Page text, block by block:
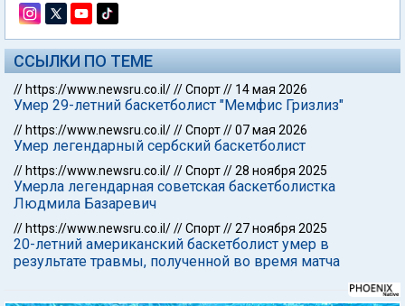
ССЫЛКИ ПО ТЕМЕ
// https://www.newsru.co.il///Спорт// 14 мая 2026
Умер 29-летний баскетболист "Мемфис Гризлиз"
// https://www.newsru.co.il///Спорт//07 мая 2026
Умер легендарный сербский баскетболист
// https://www.newsru.co.il///Спорт//28 ноября 2025
Умерла легендарная советская баскетболистка
Людмила Базаревич
// https://www.newsru.co.il///Спорт//27 ноября 2025
20-летний американский баскетболист умер в
результате травмы, полученной во время матча